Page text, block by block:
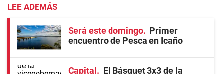
LEE ADEMÁS
Será este domingo
Primer
encuentro de Pesca en Icaño
Capital
El Básquet 3x3 de la